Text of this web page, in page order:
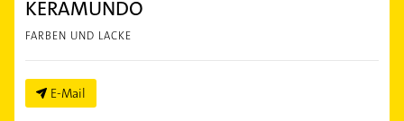
KERAMUNDO
FARBEN UND LACKE
E-Mail